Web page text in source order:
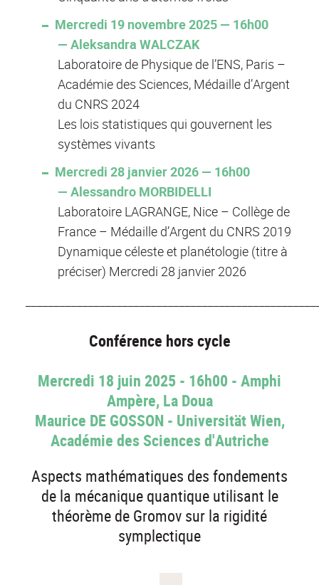
Mercredi 19 novembre 2025 — 16h00
— Aleksandra WALCZAK
Laboratoire de Physique de l’ENS, Paris –
Académie des Sciences, Médaille d’Argent
du CNRS 2024
Les lois statistiques qui gouvernent les
systèmes vivants
Mercredi 28 janvier 2026 — 16h00
— Alessandro MORBIDELLI
Laboratoire LAGRANGE, Nice – Collège de
France – Médaille d’Argent du CNRS 2019
Dynamique céleste et planétologie (titre à
préciser) Mercredi 28 janvier 2026
Conférence hors cycle
Mercredi 18 juin 2025 - 16h00 - Amphi
Ampère, La Doua
Maurice DE GOSSON - Universität Wien,
Académie des Sciences d'Autriche
Aspects mathématiques des fondements
de la mécanique quantique utilisant le
théorème de Gromov sur la rigidité
symplectique